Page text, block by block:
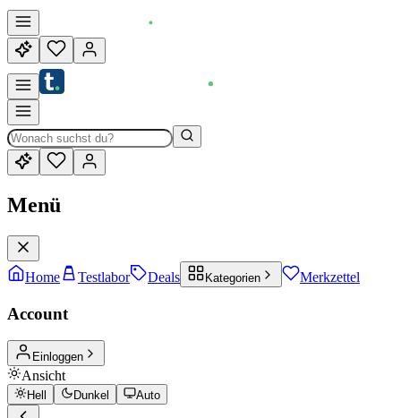
Menü
Home Testlabor Deals Kategorien Merkzettel
Account
Einloggen
Ansicht
Hell Dunkel Auto